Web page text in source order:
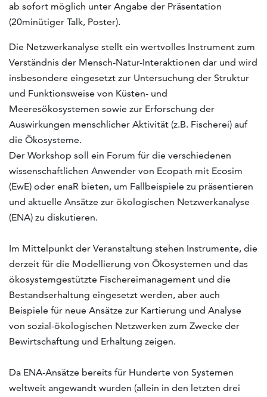
ab sofort möglich unter Angabe der Präsentation
(20minütiger Talk, Poster).
Die Netzwerkanalyse stellt ein wertvolles Instrument zum
Verständnis der Mensch-Natur-Interaktionen dar und wird
insbesondere eingesetzt zur Untersuchung der Struktur
und Funktionsweise von Küsten- und
Meeresökosystemen sowie zur Erforschung der
Auswirkungen menschlicher Aktivität (z.B. Fischerei) auf
die Ökosysteme.
Der Workshop soll ein Forum für die verschiedenen
wissenschaftlichen Anwender von Ecopath mit Ecosim
(EwE) oder enaR bieten, um Fallbeispiele zu präsentieren
und aktuelle Ansätze zur ökologischen Netzwerkanalyse
(ENA) zu diskutieren.
Im Mittelpunkt der Veranstaltung stehen Instrumente, die
derzeit für die Modellierung von Ökosystemen und das
ökosystemgestützte Fischereimanagement und die
Bestandserhaltung eingesetzt werden, aber auch
Beispiele für neue Ansätze zur Kartierung und Analyse
von sozial-ökologischen Netzwerken zum Zwecke der
Bewirtschaftung und Erhaltung zeigen.
Da ENA-Ansätze bereits für Hunderte von Systemen
weltweit angewandt wurden (allein in den letzten drei